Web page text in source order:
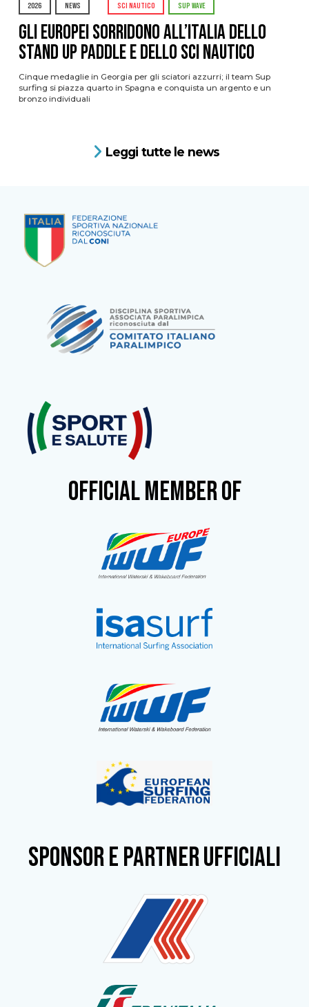
2026 NEWS SCI NAUTICO SUP WAVE
Gli Europei sorridono all’Italia dello
stand up paddle e dello sci nautico
Cinque medaglie in Georgia per gli sciatori azzurri; il team Sup
surfing si piazza quarto in Spagna e conquista un argento e un
bronzo individuali
Leggi tutte le news
OFFICIAL MEMBER OF
SPONSOR e partner ufficiali